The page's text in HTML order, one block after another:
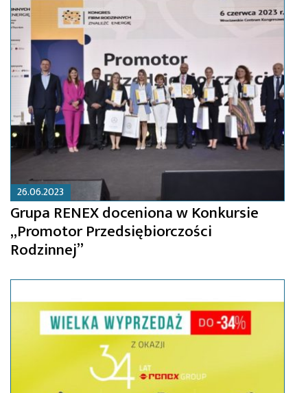
26.06.2023
Grupa RENEX doceniona w Konkursie
„Promotor Przedsiębiorczości
Rodzinnej”